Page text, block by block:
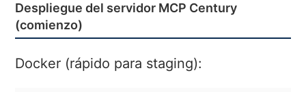
Despliegue del servidor MCP Century
(comienzo)
Docker (rápido para staging):